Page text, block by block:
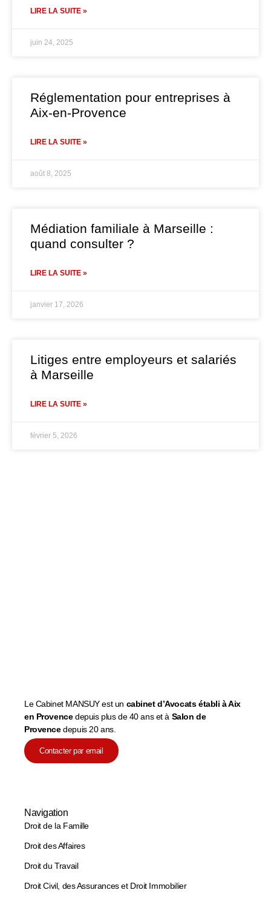
LIRE LA SUITE »
juin 24, 2025
Réglementation pour entreprises à
Aix-en-Provence
LIRE LA SUITE »
août 8, 2025
Médiation familiale à Marseille :
quand consulter ?
LIRE LA SUITE »
janvier 17, 2026
Litiges entre employeurs et salariés
à Marseille
LIRE LA SUITE »
février 5, 2026
Le Cabinet MANSUY est un cabinet d’Avocats établi à Aix
en Provencedepuis plus de 40 ans et à Salon de
Provencedepuis 20 ans.
Contacter par email
Navigation
Droit de la Famille
Droit des Affaires
Droit du Travail
Droit Civil, des Assurances et Droit Immobilier